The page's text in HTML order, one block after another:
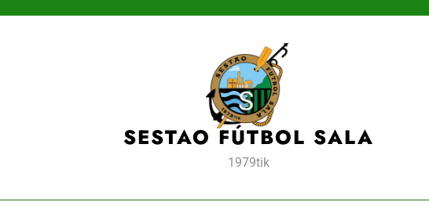
SESTAO FÚTBOL SALA
1979tik